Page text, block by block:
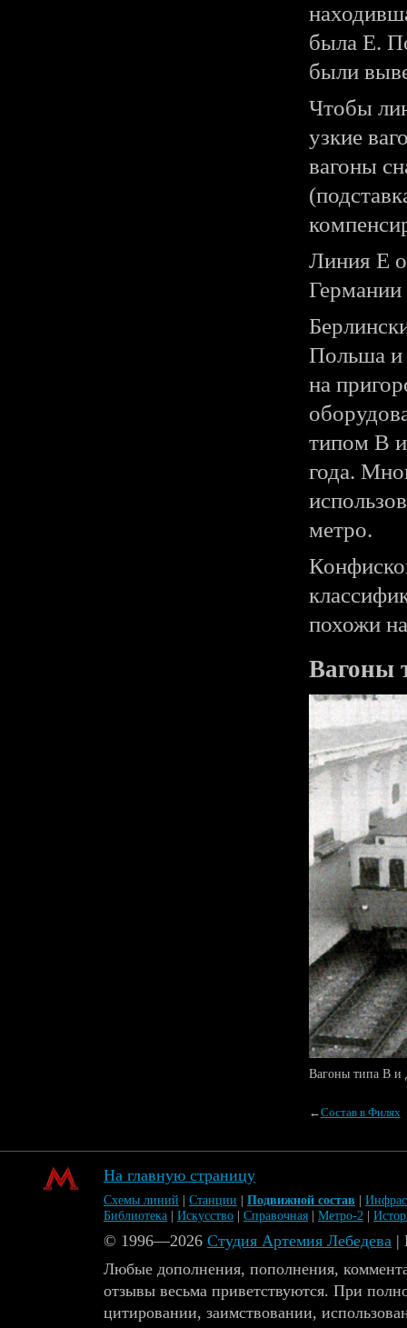
была E.
были
Чтобы
узкие
вагоны
Линия Е
Польша и
на
типом В
года.
метро.
похожи
Вагоны
Вагоны типа В и
←Состав в Филях
На главную страницу
Схемы линий Станции Подвижной состав
Библиотека
Искусство Справочная Метро-2
© 1996—2026 Студия Артемия Лебедева |
Любые дополнения, пополнения,
отзывы весьма приветствуются. При
цитировании, заимствовании,